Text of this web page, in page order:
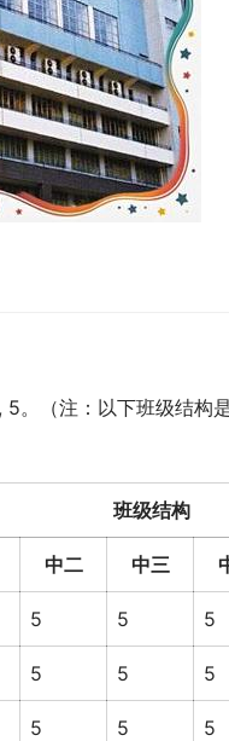
。（注：以下班级结构
班级结构
中二 中三
5 5 5
5 5 5
5 5 5